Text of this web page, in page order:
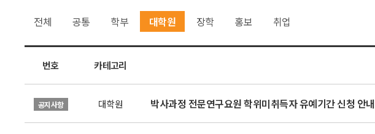
전체 공통 학부 대학원 장학 홍보 취업
번호 카테고리
공지사항 대학원 박사과정 전문연구요원 학위미취득자 유예기간 신청 안내